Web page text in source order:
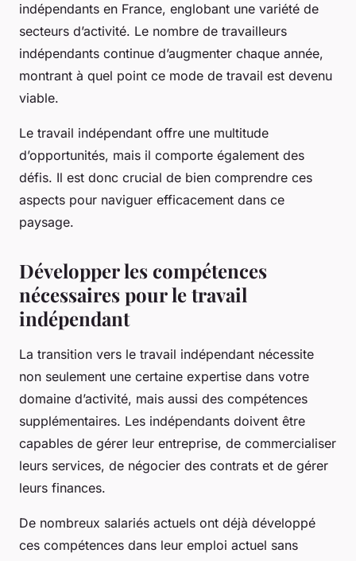
indépendants en France, englobant une variété de
secteurs d’activité. Le nombre de travailleurs
indépendants continue d’augmenter chaque année,
montrant à quel point ce mode de travail est devenu
viable.
Le travail indépendant offre une multitude
d’opportunités, mais il comporte également des
défis. Il est donc crucial de bien comprendre ces
aspects pour naviguer efficacement dans ce
paysage.
Développer les compétences
nécessaires pour le travail
indépendant
La transition vers le travail indépendant nécessite
non seulement une certaine expertise dans votre
domaine d’activité, mais aussi des compétences
supplémentaires. Les indépendants doivent être
capables de gérer leur entreprise, de commercialiser
leurs services, de négocier des contrats et de gérer
leurs finances.
De nombreux salariés actuels ont déjà développé
ces compétences dans leur emploi actuel sans